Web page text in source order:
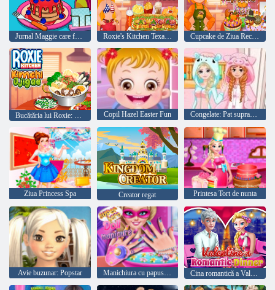
Jurnal Maggie care face clătite Roxie's Kitchen Texas Hotdog Cupcake de Ziua Recunoștinței de la Roxie’s Kitchen
Copil Hazel Easter Fun Congelate: Pat supraetajat
Ziua Princess Spa Creator regat Printesa Tort de nunta
Avie buzunar: Popstar Manichiura cu papusa Superhero Cina romantică a Valentinei